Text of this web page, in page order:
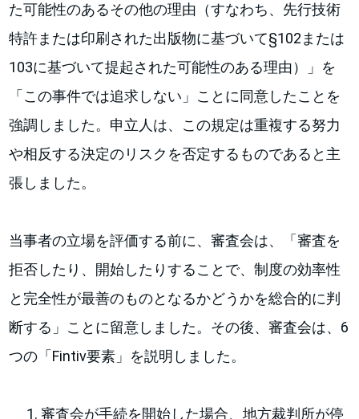
た可能性のあるその他の理由（すなわち、先行技術
特許または印刷された出版物に基づいて§102または
103に基づいて提起された可能性のある理由）」を
「この事件では追求しない」ことに同意したことを
強調しました。申立人は、この規定は重複する努力
や相反する決定のリスクを否定するものであると主
張しました。
当事者の立場を評価する前に、審査会は、「審査を
拒否したり、開始したりすることで、制度の効率性
と完全性が最善のものとなるかどうかを総合的に判
断する」ことに留意しました。その後、審査会は、6
つの「Fintiv要素」を説明しました。
審査会が手続を開始した場合、地方裁判所が停